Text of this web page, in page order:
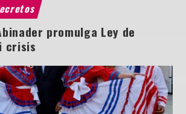
promulga Ley de
crisis